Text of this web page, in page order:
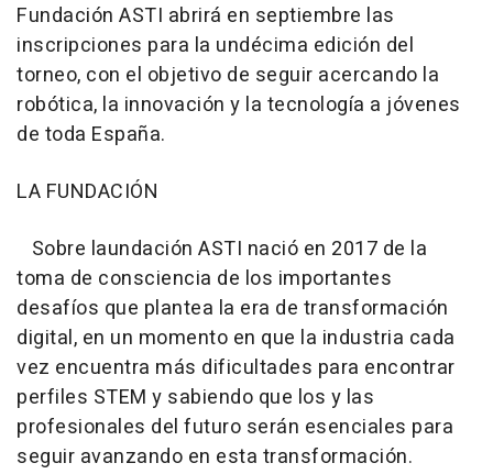
Fundación ASTI abrirá en septiembre las
inscripciones para la undécima edición del
torneo, con el objetivo de seguir acercando la
robótica, la innovación y la tecnología a jóvenes
de toda España.
LA FUNDACIÓN
Sobre laundación ASTI nació en 2017 de la
toma de consciencia de los importantes
desafíos que plantea la era de transformación
digital, en un momento en que la industria cada
vez encuentra más dificultades para encontrar
perfiles STEM y sabiendo que los y las
profesionales del futuro serán esenciales para
seguir avanzando en esta transformación.